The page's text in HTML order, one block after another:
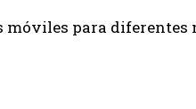
móviles para